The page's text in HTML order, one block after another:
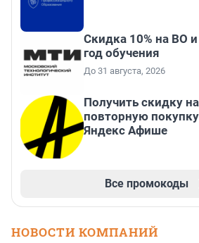
Скидка 10% на ВО
год обучения
До 31 августа, 2026
Получить скидку
повторную
Яндекс Афише
Все промокоды
НОВОСТИ КОМПАНИЙ